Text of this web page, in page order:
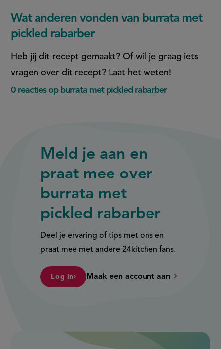
pagina
op
(opent
in
pagina
(opent
in
venster,
this
Wat anderen vonden van burrata met
pickled rabarber
Heb jij dit recept gemaakt? Of wil je graag iets
vragen over dit recept? Laat het weten!
0 reacties op burrata met pickled rabarber
Meld je aan en
praat mee over
burrata met
pickled rabarber
Deel je ervaring of tips met ons en
praat mee met andere 24kitchen fans.
Log in Maak een account aan